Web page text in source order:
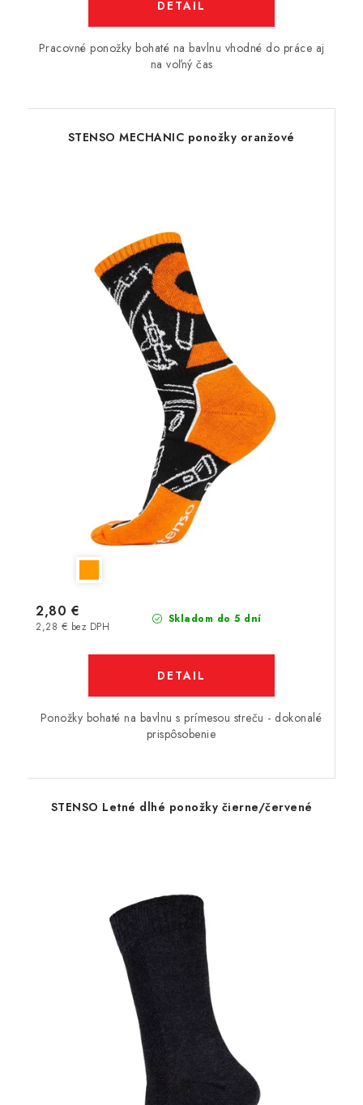
DETAIL
Pracovné ponožky bohaté na bavlnu vhodné do práce aj
na voľný čas
STENSO MECHANIC ponožky oranžové
Skladom do 5 dní
2,28 € bez DPH
2,80 €
DETAIL
Ponožky bohaté na bavlnu s prímesou streču - dokonalé
prispôsobenie
STENSO Letné dlhé ponožky čierne/červené